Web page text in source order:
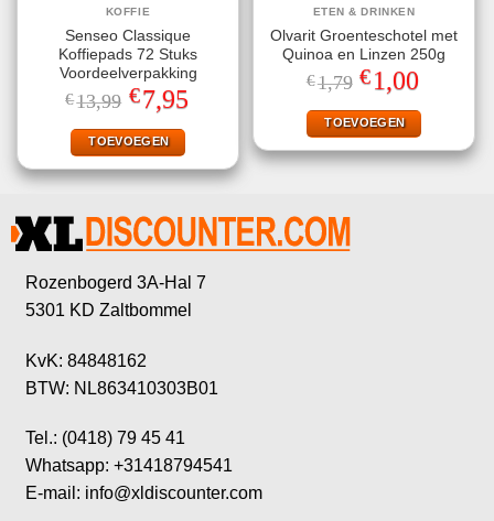
KOFFIE
Senseo Classique
Koffiepads 72 Stuks
Voordeelverpakking
€13,99 Oorspronkelijke
prijs
was:
€13,99.
€7,95prijs
TOEVOEGEN
ETEN & DRINKEN
Olvarit Groenteschotel met
Quinoa en Linzen 250g
€1,79 Oorspronkelijke
prijs
was:
€1,79.
€1,00
is:
€1,00.
TOEVOEGEN
Rozenbogerd 3A-Hal 7
5301 KD Zaltbommel
KvK: 84848162
BTW: NL863410303B01
Tel.: (0418) 79 45 41
Whatsapp: +31418794541
E-mail: info@xldiscounter.com